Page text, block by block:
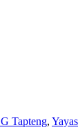
Tapteng,